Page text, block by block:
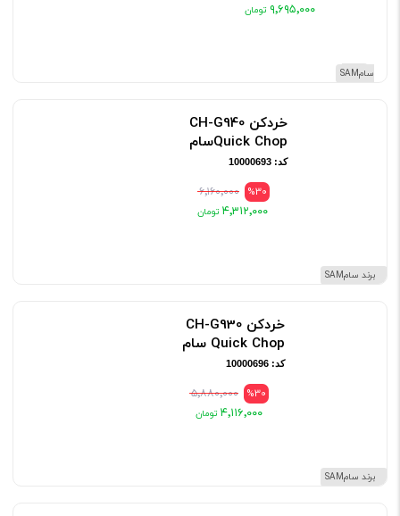
برند سامSAM
۹٬۶۹۵٬۰۰۰
برند سامSAM
خردکن CH-G940
Quick Chopسام
کد: 10000693
%30 ۶٬۱۶۰٬۰۰۰
۴٬۳۱۲٬۰۰۰
برند سامSAM
خردکن CH-G930
Quick Chop سام
کد: 10000696
%30 ۵٬۸۸۰٬۰۰۰
۴٬۱۱۶٬۰۰۰